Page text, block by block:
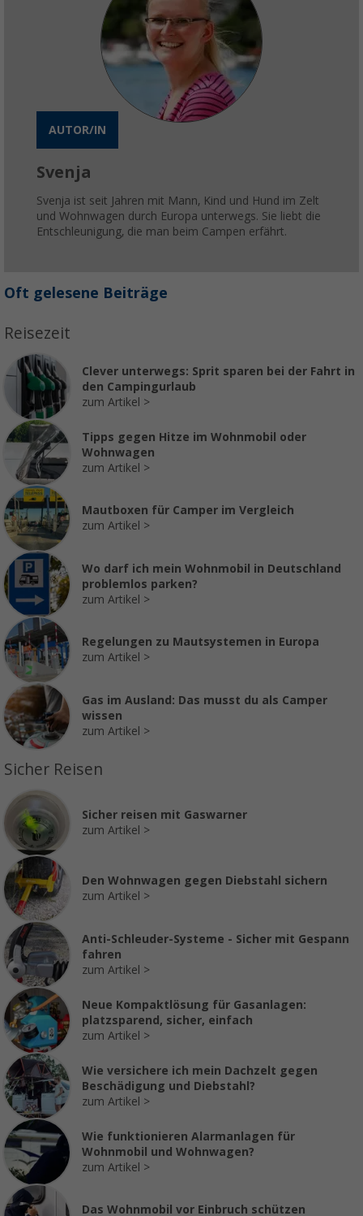
AUTOR/IN
Svenja
Svenja ist seit Jahren mit Mann, Kind und Hund im Zelt
und Wohnwagen durch Europa unterwegs. Sie liebt die
Entschleunigung, die man beim Campen erfährt.
Oft gelesene Beiträge
Reisezeit
Clever unterwegs: Sprit sparen bei der Fahrt in
den Campingurlaub
zum Artikel
Tipps gegen Hitze im Wohnmobil oder
Wohnwagen
zum Artikel
Mautboxen für Camper im Vergleich
zum Artikel
Wo darf ich mein Wohnmobil in Deutschland
problemlos parken?
zum Artikel
Regelungen zu Mautsystemen in Europa
zum Artikel
Gas im Ausland: Das musst du als Camper
wissen
zum Artikel
Sicher Reisen
Sicher reisen mit Gaswarner
zum Artikel
Den Wohnwagen gegen Diebstahl sichern
zum Artikel
Anti-Schleuder-Systeme - Sicher mit Gespann
fahren
zum Artikel
Neue Kompaktlösung für Gasanlagen:
platzsparend, sicher, einfach
zum Artikel
Wie versichere ich mein Dachzelt gegen
Beschädigung und Diebstahl?
zum Artikel
Wie funktionieren Alarmanlagen für
Wohnmobil und Wohnwagen?
zum Artikel
Das Wohnmobil vor Einbruch schützen